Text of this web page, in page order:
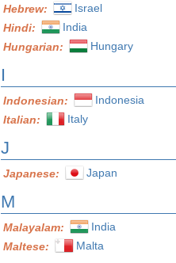
Hebrew:
Israel
Hindi:
India
Hungarian:
Hungary
I
Indonesian:
Indonesia
Italian:
Italy
J
Japanese: Japan
M
Malayalam:
India
Maltese:
Malta